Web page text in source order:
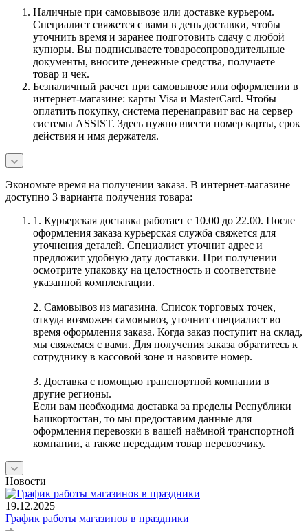
Наличные при самовывозе или доставке курьером.
Специалист свяжется с вами в день доставки, чтобы
уточнить время и заранее подготовить сдачу с любой
купюры. Вы подписываете товаросопроводительные
документы, вносите денежные средства, получаете
товар и чек.
Безналичный расчет при самовывозе или оформлении в
интернет-магазине: карты Visa и MasterCard. Чтобы
оплатить покупку, система перенаправит вас на сервер
системы ASSIST. Здесь нужно ввести номер карты, срок
действия и имя держателя.
Экономьте время на получении заказа. В интернет-магазине
доступно 3 варианта получения товара:
1. Курьерская доставка работает с 10.00 до 22.00. После
оформления заказа курьерская служба свяжется для
уточнения деталей. Специалист уточнит адрес и
предложит удобную дату доставки. При получении
осмотрите упаковку на целостность и соответствие
указанной комплектации.
2. Самовывоз из магазина. Список торговых точек,
откуда возможен самовывоз, уточнит специалист во
время оформления заказа. Когда заказ поступит на склад,
мы свяжемся с вами. Для получения заказа обратитесь к
сотруднику в кассовой зоне и назовите номер.
3. Доставка с помощью транспортной компании в
другие регионы.
Если вам необходима доставка за пределы Республики
Башкортостан, то мы предоставим данные для
оформления перевозки в вашей наёмной транспортной
компании, а также передадим товар перевозчику.
Новости
19.12.2025
График работы магазинов в праздники